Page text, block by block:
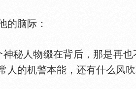
脑际：
人物缀在背后，那是再也
人的机警本能，还有什么风